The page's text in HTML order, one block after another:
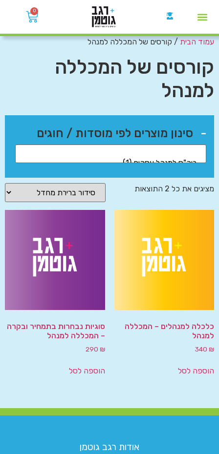
0
עמוד הבית/ קורסים של המכללה למנהל
קורסים של המכללה
למנהל
סינון מוצרים לפי מוסדות / חוגים -
מציגים את כל ⁦2⁩ התוצאות
כלכלה למנהלים – המכללה
למנהל
340 ₪
הוספה לסל
סוגיות נבחרות בתמחיר ובקרה
– המכללה למנהל
290 ₪
הוספה לסל
אודות רגב גוטמן